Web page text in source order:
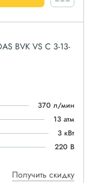
BVK VS C 3-13-
370 л/мин
13 атм
3 кВт
220 В
Получить скидку